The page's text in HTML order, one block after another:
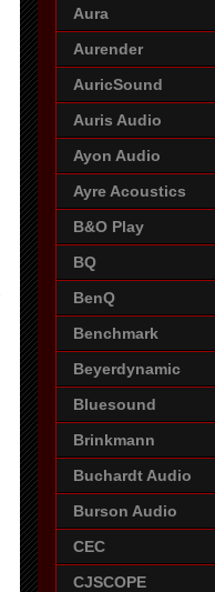
Aura
Aurender
AuricSound
Auris Audio
Ayon Audio
Ayre Acoustics
B&O Play
BQ
BenQ
Benchmark
Beyerdynamic
Bluesound
Brinkmann
Buchardt Audio
Burson Audio
CEC
CJSCOPE